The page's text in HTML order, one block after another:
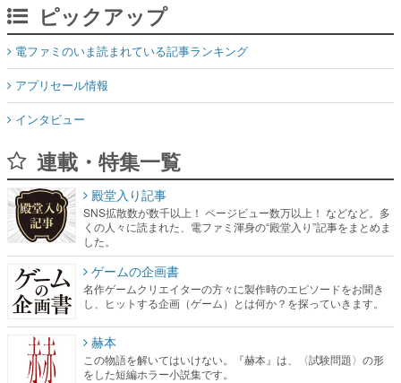
ピックアップ
電ファミのいま読まれている記事ランキング
アプリセール情報
インタビュー
連載・特集一覧
殿堂入り記事
SNS拡散数が数千以上！ ページビュー数万以上！ などなど。多
くの人々に読まれた、電ファミ渾身の“殿堂入り”記事をまとめま
した。
ゲームの企画書
名作ゲームクリエイターの方々に製作時のエピソードをお聞き
し、ヒットする企画（ゲーム）とは何か？を探っていきます。
赫本
この物語を解いてはいけない。『赫本』は、〈試験問題〉の形
をした短編ホラー小説集です。